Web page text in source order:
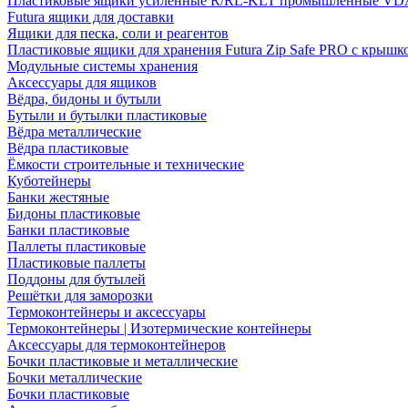
Futura ящики для доставки
Ящики для песка, соли и реагентов
Пластиковые ящики для хранения Futura Zip Safe PRO с
Модульные системы хранения
Аксессуары для ящиков
Вёдра, бидоны и бутыли
Бутыли и бутылки пластиковые
Вёдра металлические
Вёдра пластиковые
Ёмкости строительные и технические
Куботейнеры
Банки жестяные
Бидоны пластиковые
Банки пластиковые
Паллеты пластиковые
Пластиковые паллеты
Поддоны для бутылей
Решётки для заморозки
Термоконтейнеры и аксессуары
Термоконтейнеры | Изотермические контейнеры
Аксессуары для термоконтейнеров
Бочки пластиковые и металлические
Бочки металлические
Бочки пластиковые